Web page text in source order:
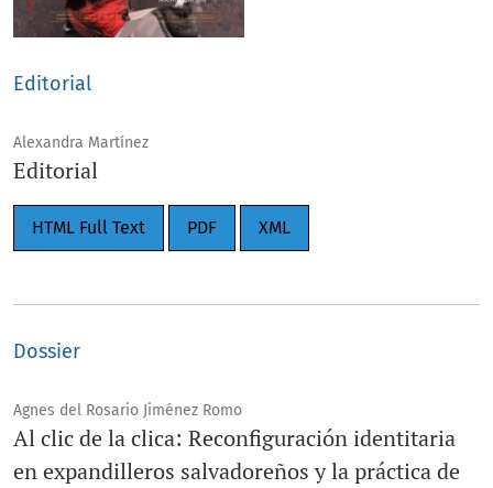
Editorial
Alexandra Martínez
Editorial
HTML Full Text PDF XML
Dossier
Agnes del Rosario Jiménez Romo
Al clic de la clica: Reconfiguración identitaria
en expandilleros salvadoreños y la práctica de